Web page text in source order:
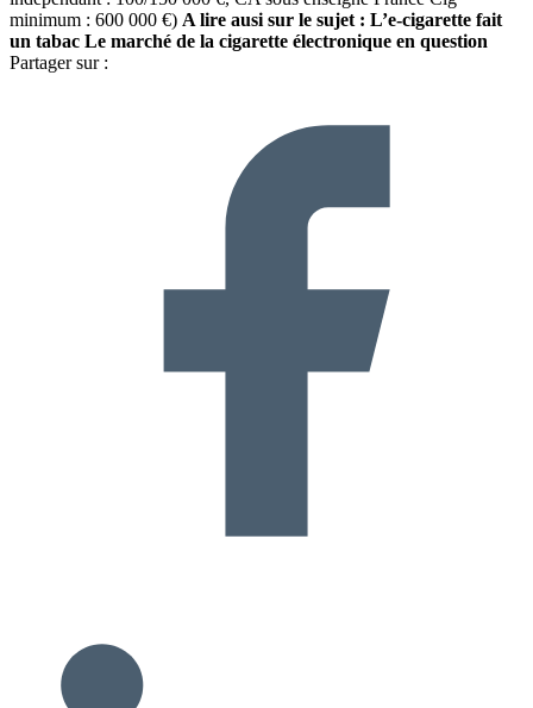
minimum : 600 000 €) A lire ausi sur le sujet : L’e-cigarette fait
un tabac Le marché de la cigarette électronique en question
Partager sur :